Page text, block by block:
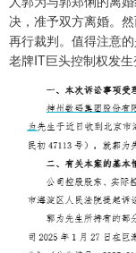
决，准予双方离婚。
再行裁判。值得注意
老牌IT巨头控制权发生